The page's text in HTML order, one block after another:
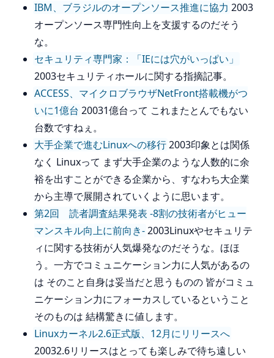
IBM、ブラジルのオープンソース推進に協力 2003
オープンソース専門性向上を支援するのだそう
な。
セキュリティ専門家：「IEには穴がいっぱい」
2003セキュリティホールに関する指摘記事。
ACCESS、マイクロブラウザNetFront搭載機がつ
いに1億台 20031億台って これまたとんでもない
台数ですねぇ。
大手企業で進むLinuxへの移行2003印象とは関係
なく Linuxって まず大手企業のような人数的に余
裕を出すことができる企業から、すなわち大企業
から主導で展開されていくように思います。
第2回 読者調査結果発表 -8割の技術者がヒュー
マンスキル向上に前向き-2003Linuxやセキュリテ
ィに関する技術が人気爆発なのだそうな。ほほ
う。一方でコミュニケーション力に人気があるの
は そのこと自身は妥当だと思うものの 皆がコミュ
ニケーション力にフォーカスしているということ
そのものは 結構驚きに値します。
Linuxカーネル2.6正式版、12月にリリースへ
20032.6リリースはとっても楽しみで待ち遠しい